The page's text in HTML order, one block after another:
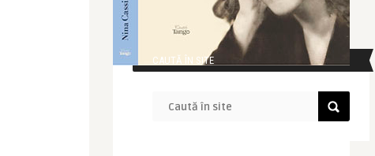
CAUTĂ ÎN SITE